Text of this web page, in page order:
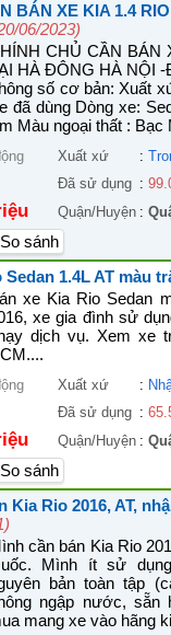
BÁN XE KIA 1.4
06/2023)
CHỦ CẦN BÁN
HÀ ĐÔNG HÀ NỘI
số cơ bản: Xuất
đã dùng Dòng xe:
Màu ngoại thất : Bạc
Xuất xứ :
Đã sử dụng :
Quận/Huyện :
So sánh
1.4L AT màu
xe Kia Rio Sedan
xe gia đình sử
dịch vụ. Xem xe
Xuất xứ :
Đã sử dụng :
Quận/Huyện :
So sánh
Kia Rio 2016, AT,
cần bán Kia Rio
Mình ít sử
bản toàn tập
ngập nước, sẵn
mang xe vào hãng